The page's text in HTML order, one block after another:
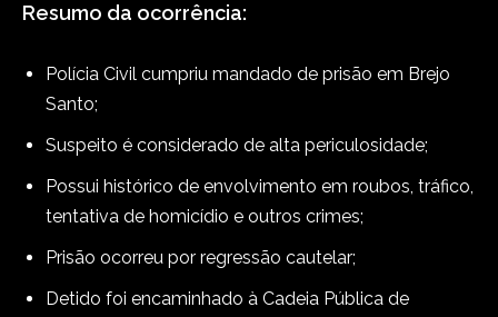
Resumo da ocorrência:
Polícia Civil cumpriu mandado de prisão em Brejo
Santo;
Suspeito é considerado de alta periculosidade;
Possui histórico de envolvimento em roubos, tráfico,
tentativa de homicídio e outros crimes;
Prisão ocorreu por regressão cautelar;
Detido foi encaminhado à Cadeia Pública de